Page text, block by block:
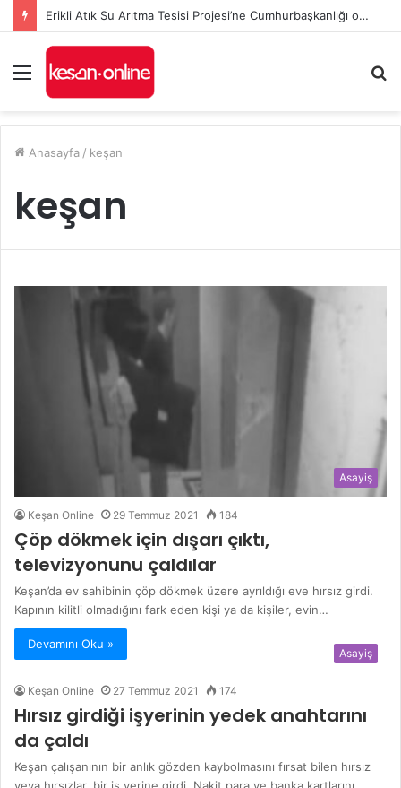
Erikli Atık Su Arıtma Tesisi Projesi’ne Cumhurbaşkanlığı onayı
Menü
...
Anasayfa / keşan
keşan
Asayiş
Keşan Online 29 Temmuz 2021 184
Çöp dökmek için dışarı çıktı,
televizyonunu çaldılar
Keşan’da ev sahibinin çöp dökmek üzere ayrıldığı eve hırsız girdi.
Kapının kilitli olmadığını fark eden kişi ya da kişiler, evin…
Devamını Oku »
Asayiş
Keşan Online 27 Temmuz 2021 174
Hırsız girdiği işyerinin yedek anahtarını
da çaldı
Keşan çalışanının bir anlık gözden kaybolmasını fırsat bilen hırsız
veya hırsızlar, bir iş yerine girdi. Nakit para ve banka kartlarını…